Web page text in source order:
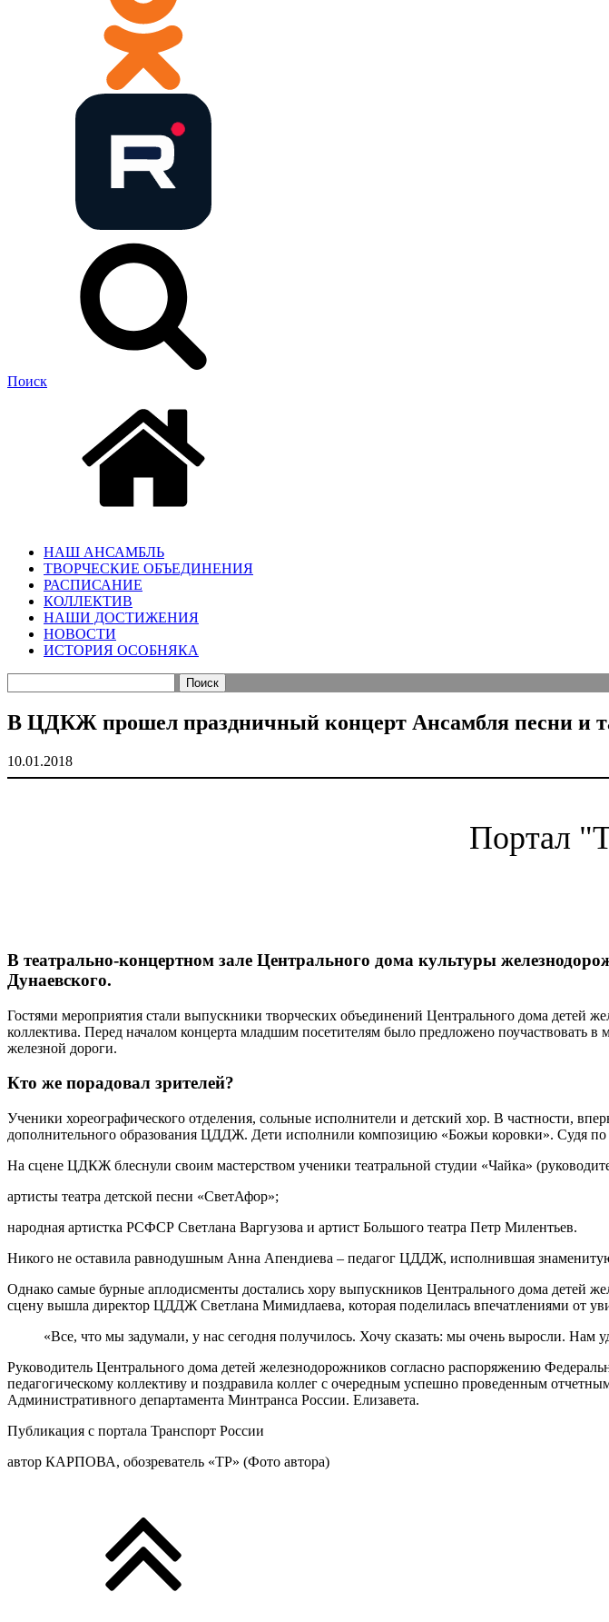
Поиск
НАШ АНСАМБЛЬ
ТВОРЧЕСКИЕ ОБЪЕДИНЕНИЯ
РАСПИСАНИЕ
КОЛЛЕКТИВ
НАШИ ДОСТИЖЕНИЯ
НОВОСТИ
ИСТОРИЯ ОСОБНЯКА
В ЦДКЖ прошел праздничный концерт Ансамбля песни и
10.01.2018
Портал
В театрально-концертном зале Центрального дома культуры
Дунаевского.
Гостями мероприятия стали выпускники творческих объединений Центрального дома
коллектива. Перед началом концерта младшим посетителям было предложено поучаствовать
железной дороги.
Кто же порадовал зрителей?
Ученики хореографического отделения, сольные исполнители и детский хор. В частности,
дополнительного образования ЦДДЖ. Дети исполнили композицию «Божьи коровки». Судя по
На сцене ЦДКЖ блеснули своим мастерством ученики театральной студии «Чайка»
артисты театра детской песни «СветАфор»;
народная артистка РСФСР Светлана Варгузова и артист Большого театра Петр Милентьев.
Никого не оставила равнодушным Анна Апендиева – педагог ЦДДЖ, исполнившая
Однако самые бурные аплодисменты достались хору выпускников Центрального дома детей
сцену вышла директор ЦДДЖ Светлана Мимидлаева, которая поделилась впечатлениями от
«Все, что мы задумали, у нас сегодня получилось. Хочу сказать: мы очень выросли. Нам
Руководитель Центрального дома детей железнодорожников согласно распоряжению
педагогическому коллективу и поздравила коллег с очередным успешно проведенным
Административного департамента Минтранса России. Елизавета.
Публикация с портала Транспорт России
автор КАРПОВА, обозреватель «ТР» (Фото автора)